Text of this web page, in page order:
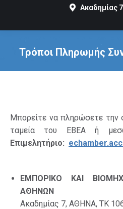
Ακαδημίας
Τρόποι Πληρωμής
Mπορείτε να πληρώσετε
ταμεία του ΕΒΕΑ ή
Επιμελητήριο:
ΕΜΠΟΡΙΚΟ ΚΑΙ
ΑΘΗΝΩΝ
Ακαδημίας 7, ΑΘΗΝΑ, ΤΚ